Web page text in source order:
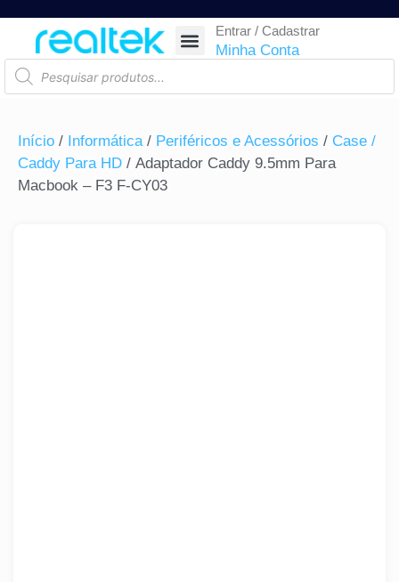
Entrar / Cadastrar
Minha Conta
Início / Informática/ Periféricos e Acessórios / Case /
Caddy Para HD / Adaptador Caddy 9.5mm Para
Macbook – F3 F-CY03